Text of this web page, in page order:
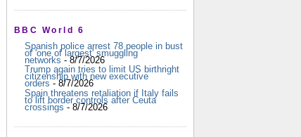
BBC World 6
Spanish police arrest 78 people in bust
of 'one of largest' smuggling
networks - 8/7/2026
Trump again tries to limit US birthright
citizenship with new executive
orders - 8/7/2026
Spain threatens retaliation if Italy fails
to lift border controls after Ceuta
crossings- 8/7/2026